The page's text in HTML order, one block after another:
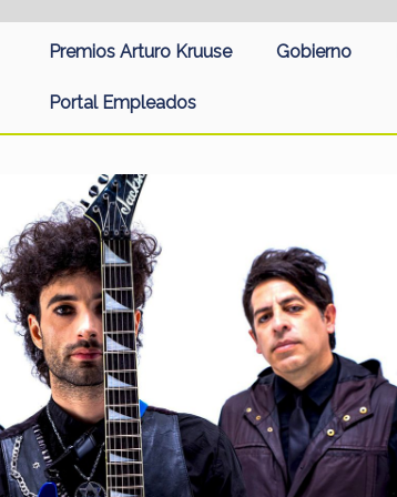
Premios Arturo Kruuse Gobierno
Portal Empleados